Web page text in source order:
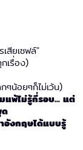
สียเซฟล์"
เรื่อง)
ๆน้อยๆก็ไม่เว้น)
แพ้ไม่รู้กี่รอบ... แต่
อังกฤษได้แบบรู้